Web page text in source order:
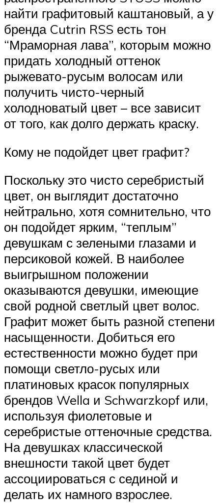
найти графитовый каштановый, а у
бренда Cutrin RSS есть тон
“Мраморная лава”, которым можно
придать холодный оттенок
рыжевато-русым волосам или
получить чисто-черный
холодноватый цвет – все зависит
от того, как долго держать краску.
Кому не подойдет цвет графит?
Поскольку это чисто серебристый
цвет, он выглядит достаточно
нейтрально, хотя сомнительно, что
он подойдет ярким, “теплым”
девушкам с зелеными глазами и
персиковой кожей. В наиболее
выигрышном положении
оказываются девушки, имеющие
свой родной светлый цвет волос.
Графит может быть разной степени
насыщенности. Добиться его
естественности можно будет при
помощи светло-русых или
платиновых красок популярных
брендов Wella и Schwarzkopf или,
используя фиолетовые и
серебристые оттеночные средства.
На девушках классической
внешности такой цвет будет
ассоциироваться с сединой и
делать их намного взрослее.